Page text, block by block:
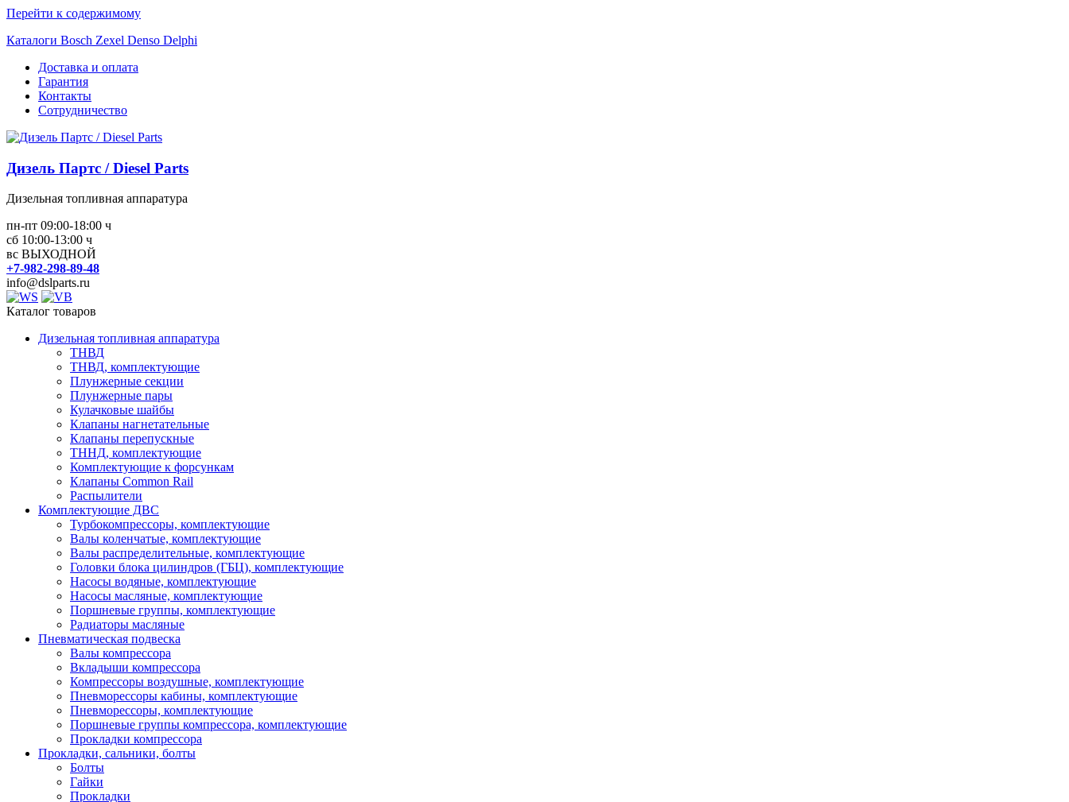
Перейти к содержимому
Каталоги Bosch Zexel Denso Delphi
Доставка и оплата
Гарантия
Контакты
Сотрудничество
Дизель Партс / Diesel Parts
Дизельная топливная аппаратура
пн-пт 09:00-18:00 ч
сб 10:00-13:00 ч
вс ВЫХОДНОЙ
+7-982-298-89-48
info@dslparts.ru
Каталог товаров
Дизельная топливная аппаратура
ТНВД
ТНВД, комплектующие
Плунжерные секции
Плунжерные пары
Кулачковые шайбы
Клапаны нагнетательные
Клапаны перепускные
ТННД, комплектующие
Комплектующие к форсункам
Клапаны Common Rail
Распылители
Комплектующие ДВС
Турбокомпрессоры, комплектующие
Валы коленчатые, комплектующие
Валы распределительные, комплектующие
Головки блока цилиндров (ГБЦ), комплектующие
Насосы водяные, комплектующие
Насосы масляные, комплектующие
Поршневые группы, комплектующие
Радиаторы масляные
Пневматическая подвеска
Валы компрессора
Вкладыши компрессора
Компрессоры воздушные, комплектующие
Пневморессоры кабины, комплектующие
Пневморессоры, комплектующие
Поршневые группы компрессора, комплектующие
Прокладки компрессора
Прокладки, сальники, болты
Болты
Гайки
Прокладки